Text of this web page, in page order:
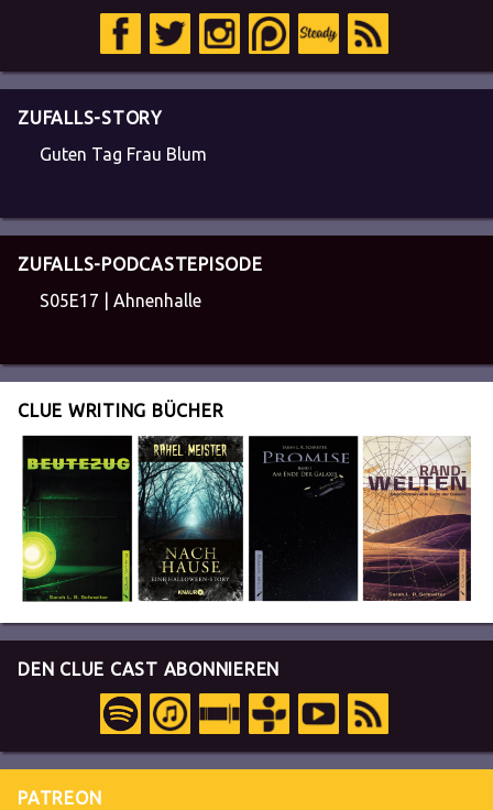
ZUFALLS-STORY
Guten Tag Frau Blum
ZUFALLS-PODCASTEPISODE
S05E17 | Ahnenhalle
CLUE WRITING BÜCHER
DEN CLUE CAST ABONNIEREN
PATREON